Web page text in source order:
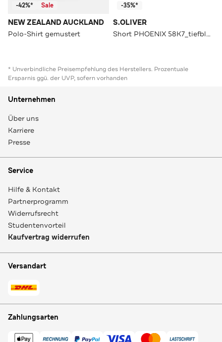
-42%* Sale
NEW ZEALAND AUCKLAND
Polo-Shirt gemustert
-35%*
S.OLIVER
Short PHOENIX 58K7_tiefblau Tapered
* Unverbindliche Preisempfehlung des Herstellers. Prozentuale
Ersparnis ggü. der UVP, sofern vorhanden
Unternehmen
Über uns
Karriere
Presse
Service
Hilfe & Kontakt
Partnerprogramm
Widerrufsrecht
Studentenvorteil
Kaufvertrag widerrufen
Versandart
Zahlungsarten